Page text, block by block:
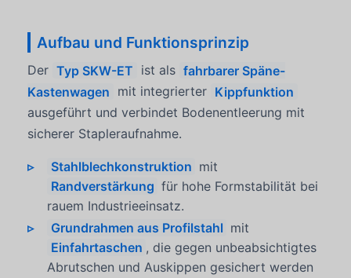
Aufbau und Funktionsprinzip
Der Typ SKW-ET ist als fahrbarer Späne-
Kastenwagen mit integrierter Kippfunktion
ausgeführt und verbindet Bodenentleerung mit
sicherer Stapleraufnahme.
Stahlblechkonstruktion mit
Randverstärkung für hohe Formstabilität bei
rauem Industrieeinsatz.
Grundrahmen aus Profilstahl mit
Einfahrtaschen , die gegen unbeabsichtigtes
Abrutschen und Auskippen gesichert werden